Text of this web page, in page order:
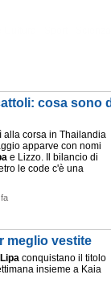
cosa sono
alla corsa in Thailandia
apparve con nomi
e Lizzo. Il bilancio di
le code c'è una
meglio vestite
Lipa conquistano il titolo
insieme a Kaia